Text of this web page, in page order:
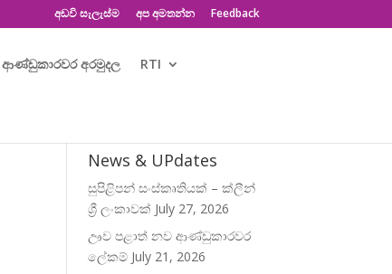
අඩවි සැලැස්ම අප අමතන්න Feedback
ආණ්ඩුකාරවර අරමුදල RTI
News & UPdates
සුපිළිපන් සංස්කෘතියක් – ක්ලීන්
ශ්‍රී ලංකාවක් July 27, 2026
ඌව පළාත් නව ආණ්ඩුකාරවර
ලේකම් July 21, 2026